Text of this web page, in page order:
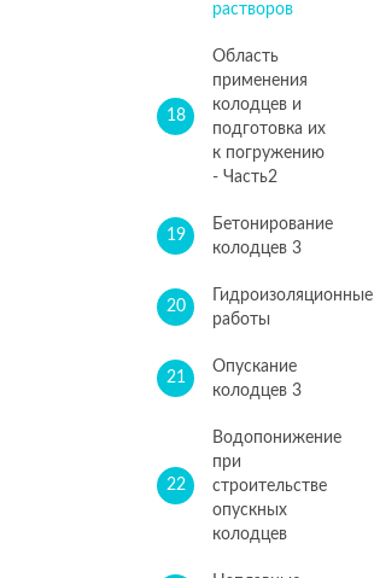
растворов
18
Область
применения
колодцев и
подготовка их
к погружению
- Часть2
19
Бетонирование
колодцев 3
20
Гидроизоляционные
работы
21
Опускание
колодцев 3
22
Водопонижение
при
строительстве
опускных
колодцев